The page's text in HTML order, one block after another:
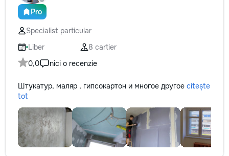
Pro
Specialist particular
Liber
8 cartier
0,0
nici o recenzie
Штукатур, маляр , гипсокартон и многое другое citește
tot